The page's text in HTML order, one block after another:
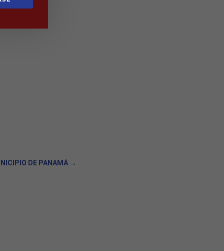
DE PANAMÁ →